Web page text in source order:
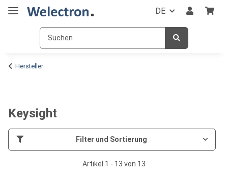
DE
Hersteller
Keysight
Filter und Sortierung
Artikel 1 - 13 von 13